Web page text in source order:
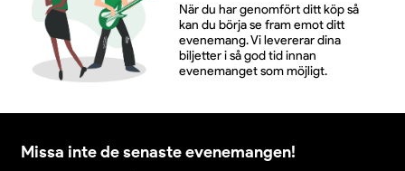
När du har genomfört ditt köp så
kan du börja se fram emot ditt
evenemang. Vi levererar dina
biljetter i så god tid innan
evenemanget som möjligt.
Missa inte de senaste evenemangen!